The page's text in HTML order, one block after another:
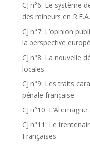
CJ n°6: Le système
des mineurs en R.F.A.
CJ n°7: L’opinion
la perspective
CJ n°8: La nouvelle
locales
CJ n°9: Les traits
pénale française
CJ n°10:
CJ n°11: Le
Françaises